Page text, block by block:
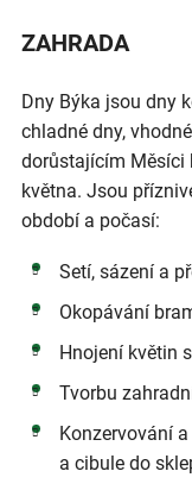
ZAHRADA
Dny Býka jsou dny
chladné dny,
dorůstajícím Měsíci
května. Jsou
období a počasí:
Setí, sázení a
Okopávání
Hnojení květin
Tvorbu
Konzervování
a cibule do